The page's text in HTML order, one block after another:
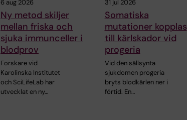
6 aug 2026
Ny metod skiljer
mellan friska och
sjuka immunceller i
blodprov
Forskare vid
Karolinska Institutet
och SciLifeLab har
utvecklat en ny…
31 jul 2026
Somatiska
mutationer kopplas
till kärlskador vid
progeria
Vid den sällsynta
sjukdomen progeria
bryts blodkärlen ner i
förtid. En…